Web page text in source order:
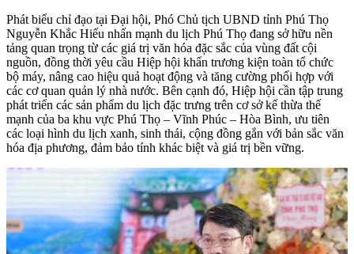
Phát biểu chỉ đạo tại Đại hội, Phó Chủ tịch UBND tỉnh Phú Thọ
Nguyễn Khắc Hiếu nhấn mạnh du lịch Phú Thọ đang sở hữu nền
tảng quan trọng từ các giá trị văn hóa đặc sắc của vùng đất cội
nguồn, đồng thời yêu cầu Hiệp hội khẩn trương kiện toàn tổ chức
bộ máy, nâng cao hiệu quả hoạt động và tăng cường phối hợp với
các cơ quan quản lý nhà nước. Bên cạnh đó, Hiệp hội cần tập trung
phát triển các sản phẩm du lịch đặc trưng trên cơ sở kế thừa thế
mạnh của ba khu vực Phú Thọ – Vĩnh Phúc – Hòa Bình, ưu tiên
các loại hình du lịch xanh, sinh thái, cộng đồng gắn với bản sắc văn
hóa địa phương, đảm bảo tính khác biệt và giá trị bền vững.